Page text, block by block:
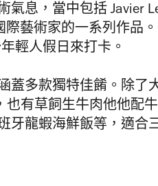
息，當中包括 Javier
際藝術家的一系列作品
輕人假日來打卡。
蓋多款獨特佳餚。除了
有草飼生牛肉他他配
牙龍蝦海鮮飯等，適合